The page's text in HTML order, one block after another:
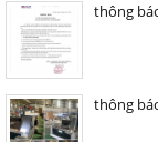
thông
thông